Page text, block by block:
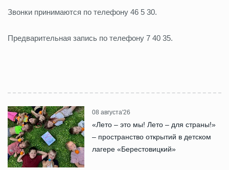
Звонки принимаются по телефону 46 5 30.
Предварительная запись по телефону 7 40 35.
08 августа'26
«Лето – это мы! Лето – для страны!»
– пространство открытий в детском
лагере «Берестовицкий»